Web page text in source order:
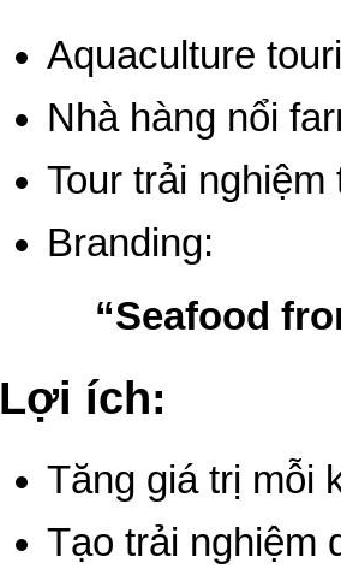
Aquaculture
Nhà hàng nổi
Tour trải
Branding:
“Seafood
Lợi ích:
Tăng giá trị mỗi
Tạo trải nghiệm